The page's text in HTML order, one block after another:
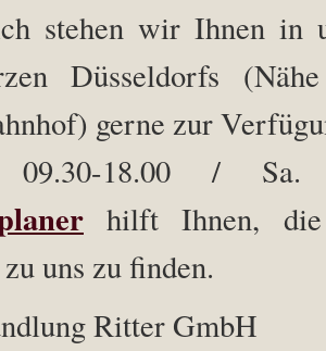
stehen wir Ihnen in
Düsseldorfs
gerne zur
18.00 / Sa.
hilft Ihnen, die
uns zu finden.
Ritter GmbH